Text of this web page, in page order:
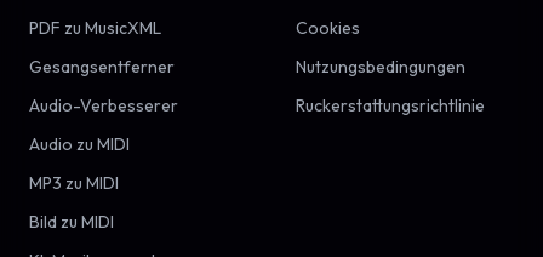
PDF zu MusicXML
Gesangsentferner
Audio-Verbesserer
Audio zu MIDI
MP3 zu MIDI
Bild zu MIDI
Cookies
Nutzungsbedingungen
Ruckerstattungsrichtlinie